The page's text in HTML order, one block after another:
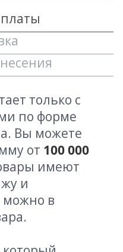
только с
по форме
Вы можете
от 100 000
имеют
и
можно в